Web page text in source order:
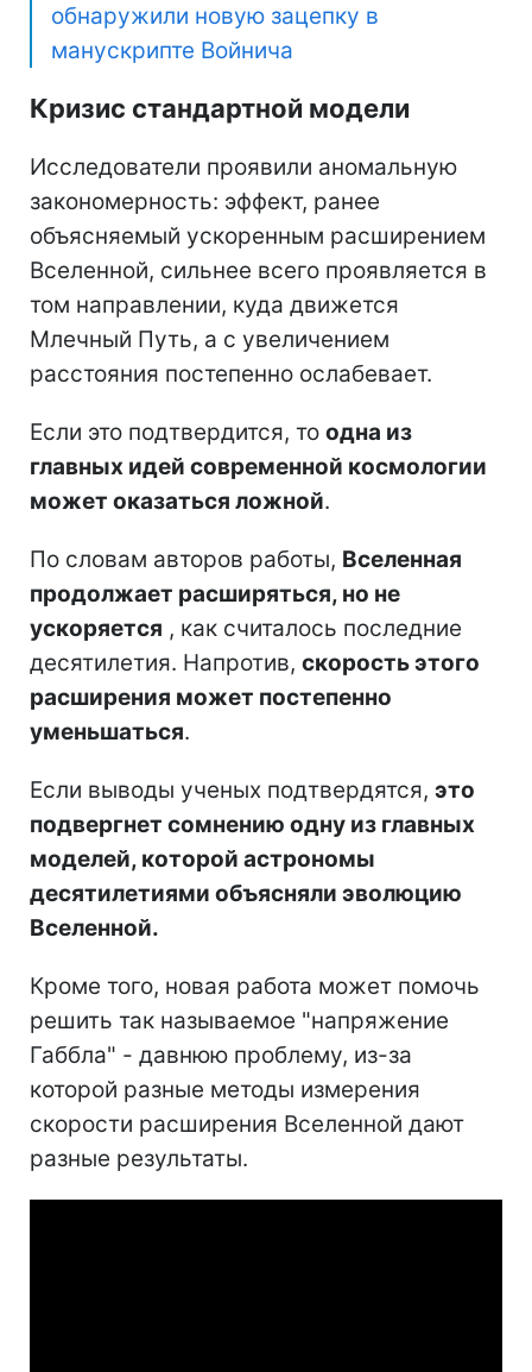
обнаружили новую зацепку в
манускрипте Войнича
Кризис стандартной модели
Исследователи проявили аномальную
закономерность: эффект, ранее
объясняемый ускоренным расширением
Вселенной, сильнее всего проявляется в
том направлении, куда движется
Млечный Путь, а с увеличением
расстояния постепенно ослабевает.
Если это подтвердится, то одна из
главных идей современной космологии
может оказаться ложной.
По словам авторов работы, Вселенная
продолжает расширяться, но не
ускоряется , как считалось последние
десятилетия. Напротив, скорость этого
расширения может постепенно
уменьшаться.
Если выводы ученых подтвердятся, это
подвергнет сомнению одну из главных
моделей, которой астрономы
десятилетиями объясняли эволюцию
Вселенной.
Кроме того, новая работа может помочь
решить так называемое "напряжение
Габбла" - давнюю проблему, из-за
которой разные методы измерения
скорости расширения Вселенной дают
разные результаты.